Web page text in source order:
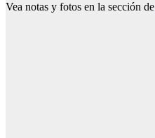
Vea notas y fotos en la sección de